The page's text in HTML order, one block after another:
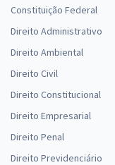
Constituição Federal
Direito Administrativo
Direito Ambiental
Direito Civil
Direito Constitucional
Direito Empresarial
Direito Penal
Direito Previdenciário